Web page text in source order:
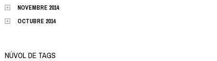
NOVEMBRE 2014
OCTUBRE 2014
NÚVOL DE TAGS